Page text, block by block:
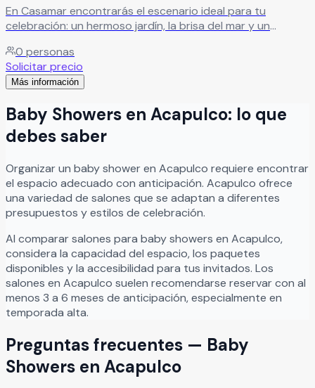
En Casamar encontrarás el escenario ideal para tu
celebración: un hermoso jardín, la brisa del mar y un
espacio pensado para crear momentos inolvidables en un
entorno relajado y lleno de encanto.
0 personas
Solicitar precio
Más información
Baby Showers en Acapulco: lo que
debes saber
Organizarun baby showeren Acapulco requiere encontrar
el espacio adecuado con anticipación. Acapulco ofrece
una variedad de salones que se adaptan a diferentes
presupuestos y estilos de celebración.
Al comparar salones para baby showers en Acapulco,
considera la capacidad del espacio, los paquetes
disponibles y la accesibilidad para tus invitados. Los
salones en Acapulco suelen recomendarse reservar con al
menos 3 a 6 meses de anticipación, especialmente en
temporada alta.
Preguntas frecuentes — Baby
Showers en Acapulco